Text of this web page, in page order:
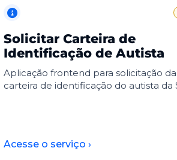
Solicitar Carteira de
Identificação de Autista
Aplicação frontend para solicitação da
carteira de identificação do autista da
Acesse o serviço ›